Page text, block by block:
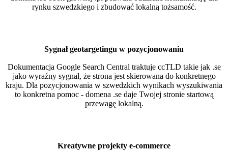
rynku szwedzkiego i zbudować lokalną tożsamość.
Sygnał geotargetingu w pozycjonowaniu
Dokumentacja Google Search Central traktuje ccTLD takie jak .se
jako wyraźny sygnał, że strona jest skierowana do konkretnego
kraju. Dla pozycjonowania w szwedzkich wynikach wyszukiwania
to konkretna pomoc - domena .se daje Twojej stronie startową
przewagę lokalną.
Kreatywne projekty e-commerce